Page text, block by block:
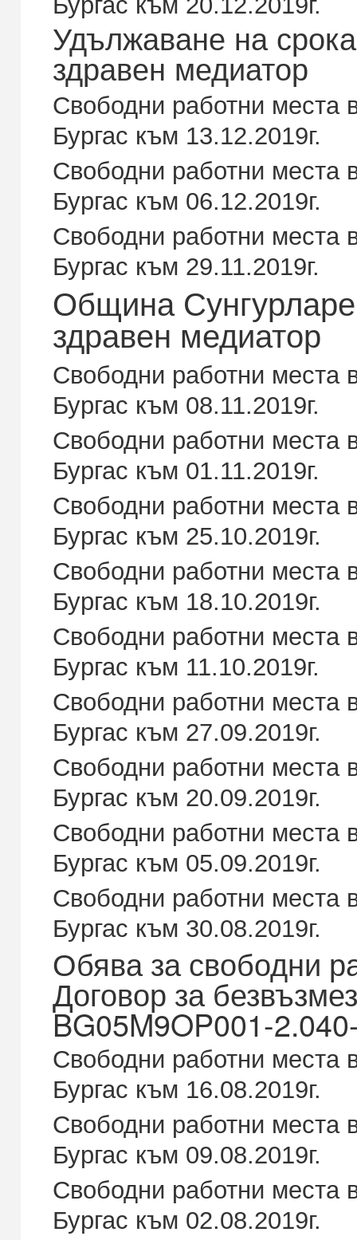
Удължаване на
здравен медиатор
Свободни работни места
Бургас към 13.12.2019г.
Свободни работни места
Бургас към 06.12.2019г.
Свободни работни места
Бургас към 29.11.2019г.
Община
здравен медиатор
Свободни работни места
Бургас към 08.11.2019г.
Свободни работни места
Бургас към 01.11.2019г.
Свободни работни места
Бургас към 25.10.2019г.
Свободни работни места
Бургас към 18.10.2019г.
Свободни работни места
Бургас към 11.10.2019г.
Свободни работни места
Бургас към 27.09.2019г.
Свободни работни места
Бургас към 20.09.2019г.
Свободни работни места
Бургас към 05.09.2019г.
Свободни работни места
Бургас към 30.08.2019г.
Обява за свободни
Договор за
BG05M9OP001-
Свободни работни места
Бургас към 16.08.2019г.
Свободни работни места
Бургас към 09.08.2019г.
Свободни работни места
Бургас към 02.08.2019г.